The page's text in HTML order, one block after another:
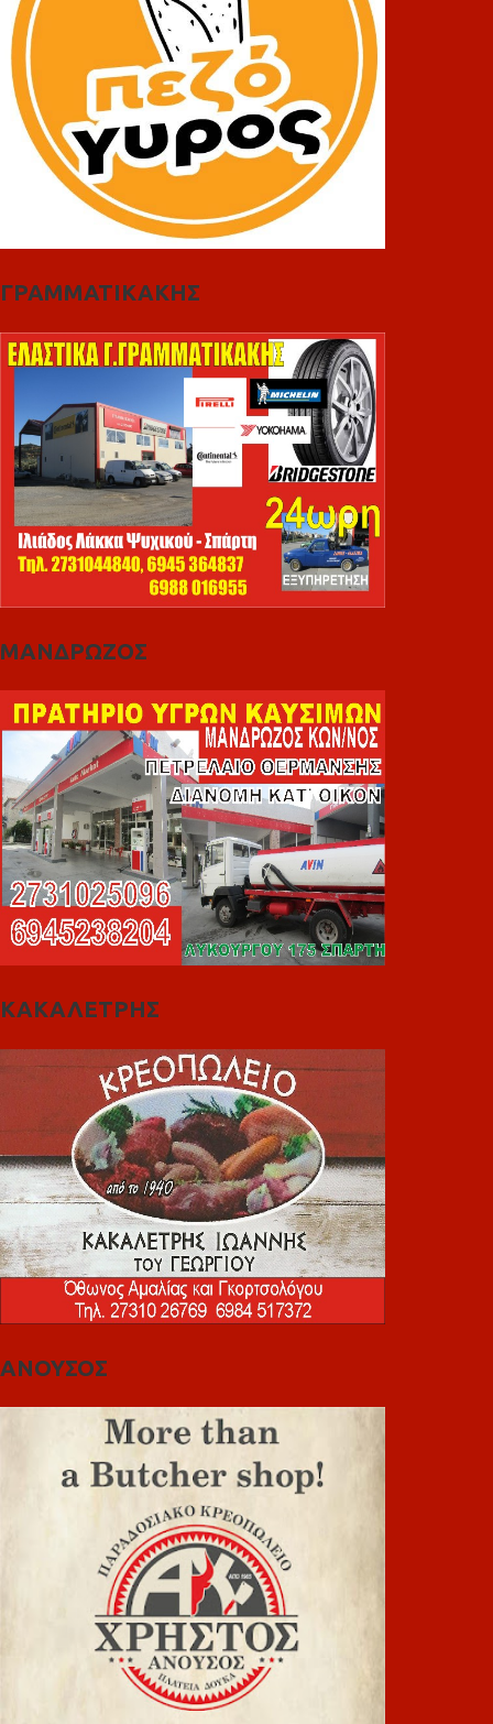
ΓΡΑΜΜΑΤΙΚΑΚΗΣ
ΜΑΝΔΡΩΖΟΣ
ΚΑΚΑΛΕΤΡΗΣ
ΑΝΟΥΣΟΣ